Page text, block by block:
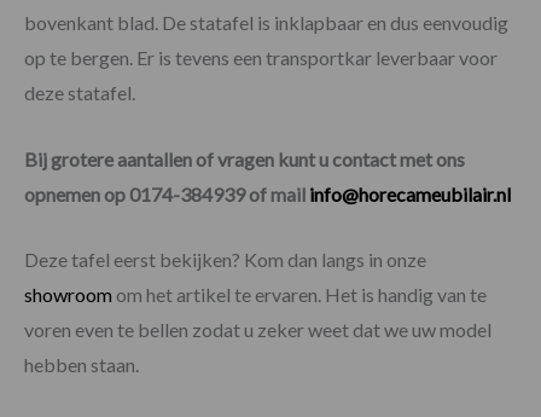
bovenkant blad. De statafel is inklapbaar en dus eenvoudig
op te bergen. Er is tevens een transportkar leverbaar voor
deze statafel.
Bij grotere aantallen of vragen kunt u contact met ons
opnemen op 0174-384939 of mail info@horecameubilair.nl
Deze tafel eerst bekijken? Kom dan langs in onze
showroom om het artikel te ervaren. Het is handig van te
voren even te bellen zodat u zeker weet dat we uw model
hebben staan.